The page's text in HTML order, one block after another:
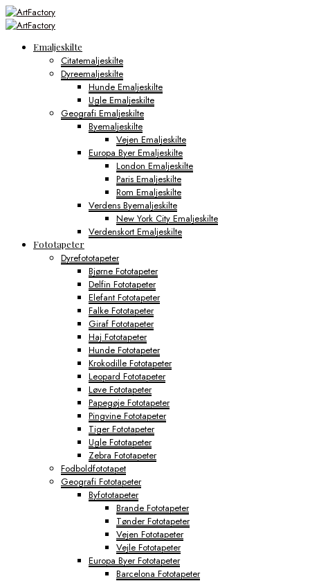
Emaljeskilte
Citatemaljeskilte
Dyreemaljeskilte
Hunde Emaljeskilte
Ugle Emaljeskilte
Geografi Emaljeskilte
Byemaljeskilte
Vejen Emaljeskilte
Europa Byer Emaljeskilte
London Emaljeskilte
Paris Emaljeskilte
Rom Emaljeskilte
Verdens Byemaljeskilte
New York City Emaljeskilte
Verdenskort Emaljeskilte
Fototapeter
Dyrefototapeter
Bjørne Fototapeter
Delfin Fototapeter
Elefant Fototapeter
Falke Fototapeter
Giraf Fototapeter
Haj Fototapeter
Hunde Fototapeter
Krokodille Fototapeter
Leopard Fototapeter
Løve Fototapeter
Papegøje Fototapeter
Pingvine Fototapeter
Tiger Fototapeter
Ugle Fototapeter
Zebra Fototapeter
Fodboldfototapet
Geografi Fototapeter
Byfototapeter
Brande Fototapeter
Tønder Fototapeter
Vejen Fototapeter
Vejle Fototapeter
Europa Byer Fototapeter
Barcelona Fototapeter